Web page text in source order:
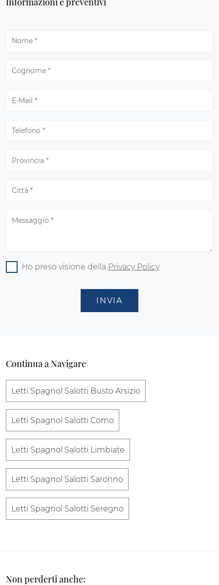
Ho preso visione della Privacy Policy
INVIA
Continua a Navigare
Letti Spagnol Salotti Busto Arsizio
Letti Spagnol Salotti Como
Letti Spagnol Salotti Limbiate
Letti Spagnol Salotti Saronno
Letti Spagnol Salotti Seregno
Non perderti anche: